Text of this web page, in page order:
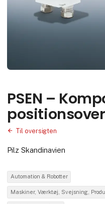
PSEN –
Til oversigten
Pilz Skandinavien
Automation & Robotter
Maskiner, Værktøj, Svejsning,